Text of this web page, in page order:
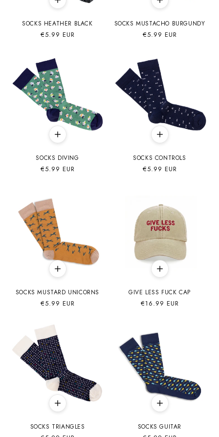
SOCKS HEATHER BLACK
Precio
€5.99 EUR
SOCKS MUSTACHO BURGUNDY
Precio
€5.99 EUR
SOCKS DIVING
Precio
€5.99 EUR
SOCKS CONTROLS
Precio
€5.99 EUR
SOCKS MUSTARD UNICORNS
Precio
€5.99 EUR
GIVE LESS FUCK CAP
Precio
€16.99 EUR
SOCKS TRIANGLES SOCKS GUITAR